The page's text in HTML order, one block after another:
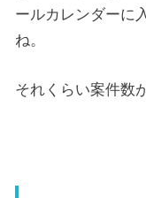
ールカレンダーに
ね。
それくらい案件数